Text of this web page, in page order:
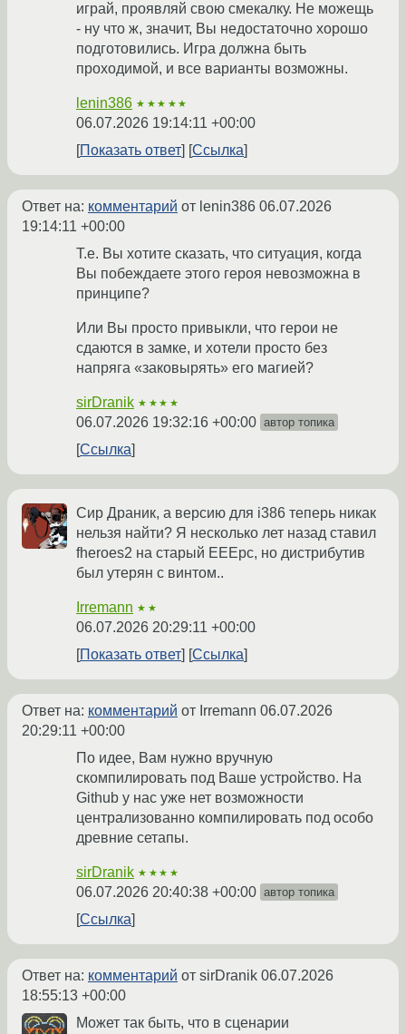
играй, проявляй свою смекалку. Не можещь
- ну что ж, значит, Вы недостаточно хорошо
подготовились. Игра должна быть
проходимой, и все варианты возможны.
lenin386 ★★★★★
06.07.2026 19:14:11 +00:00
Показать ответ
Ссылка
Ответ на: комментарий от lenin386 06.07.2026
19:14:11 +00:00
Т.е. Вы хотите сказать, что ситуация, когда
Вы побеждаете этого героя невозможна в
принципе?
Или Вы просто привыкли, что герои не
сдаются в замке, и хотели просто без
напряга «заковырять» его магией?
sirDranik ★★★★
06.07.2026 19:32:16 +00:00 автор топика
Ссылка
Сир Драник, а версию для i386 теперь никак
нельзя найти? Я несколько лет назад ставил
fheroes2 на старый EEEpc, но дистрибутив
был утерян с винтом..
Irremann ★★
06.07.2026 20:29:11 +00:00
Показать ответ
Ссылка
Ответ на: комментарий от Irremann 06.07.2026
20:29:11 +00:00
По идее, Вам нужно вручную
скомпилировать под Ваше устройство. На
Github у нас уже нет возможности
централизованно компилировать под особо
древние сетапы.
sirDranik ★★★★
06.07.2026 20:40:38 +00:00 автор топика
Ссылка
Ответ на: комментарий от sirDranik 06.07.2026
18:55:13 +00:00
Может так быть, что в сценарии